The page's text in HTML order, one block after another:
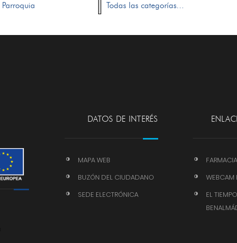
Parroquia Todas las categorías...
DATOS DE INTERÉS
MAPA WEB
BUZÓN DEL CIUDADANO
SEDE ELECTRÓNICA
WEBCAM
EL